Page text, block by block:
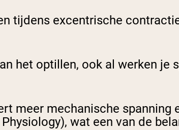
tijdens excentrische
het optillen, ook al werken je
meer mechanische spanning
wat een van de